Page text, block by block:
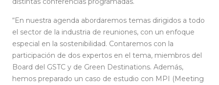
“En nuestra agenda abordaremos temas dirigidos a todo
el sector de la industria de reuniones, con un enfoque
especial en la sostenibilidad. Contaremos con la
participación de dos expertos en el tema, miembros del
Board del GSTC y de Green Destinations. Además,
hemos preparado un caso de estudio con MPI (Meeting